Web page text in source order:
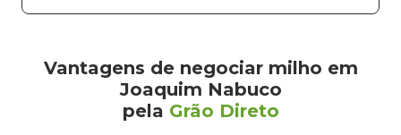
Vantagens de negociar milho em
Joaquim Nabuco
pela Grão Direto